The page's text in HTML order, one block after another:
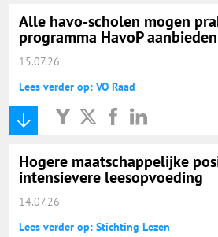
Alle havo-scholen mogen
programma HavoP aanbieden
15.07.26
Lees verder op: VO Raad
Hogere maatschappelijke
intensievere leesopvoeding
14.07.26
Lees verder op: Stichting Lezen